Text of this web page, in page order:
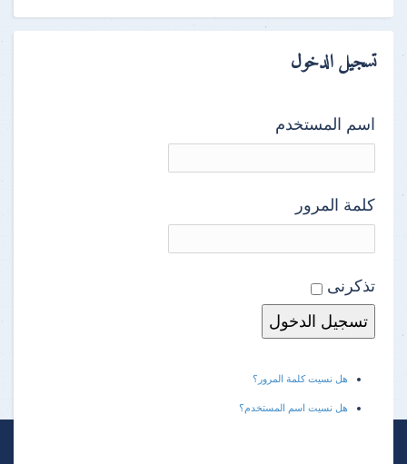
تسجيل الدخول
اسم المستخدم
كلمة المرور
تذكرنى
هل نسيت كلمة المرور؟
هل نسيت اسم المستخدم؟